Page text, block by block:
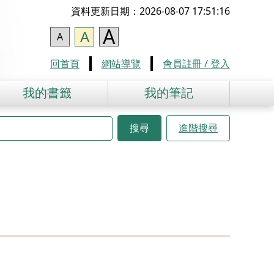
資料更新日期：2026-08-07 17:51:16
A
A A
回首頁 網站導覽 會員註冊 / 登入
我的書籤 我的筆記
搜尋 進階搜尋